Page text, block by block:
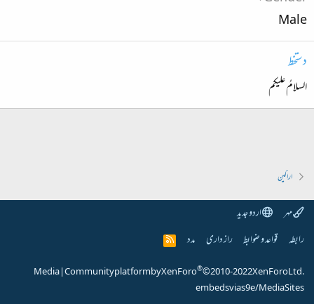
Male
دستخط
السلامُ علیکم
اراکین
مہر
اردو جدید
رابطہ قواعد و ضوابط راز داری مدد
R
S
Community platform by XenForo®© 2010-2022 XenForo Ltd.
|
Media
embeds via s9e/MediaSites